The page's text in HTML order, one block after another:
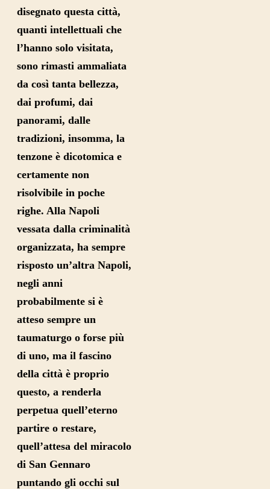
disegnato questa città,
quanti intellettuali che
l’hanno solo visitata,
sono rimasti ammaliata
da così tanta bellezza,
dai profumi, dai
panorami, dalle
tradizioni, insomma, la
tenzone è dicotomica e
certamente non
risolvibile in poche
righe. Alla Napoli
vessata dalla criminalità
organizzata, ha sempre
risposto un’altra Napoli,
negli anni
probabilmente si è
atteso sempre un
taumaturgo o forse più
di uno, ma il fascino
della città è proprio
questo, a renderla
perpetua quell’eterno
partire o restare,
quell’attesa del miracolo
di San Gennaro
puntando gli occhi sul